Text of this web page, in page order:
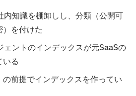
知識を棚卸しし、分類（公開可
を付けた
ントのインデックスが元SaaSの
る
の前提でインデックスを作ってい